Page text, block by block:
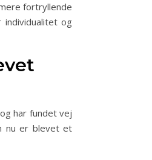
fortryllende
og
har fundet vej
nu er blevet et